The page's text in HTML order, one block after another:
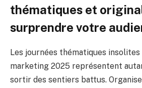
thématiques et
surprendre votre
Les journées thématiques
marketing 2025 représentent
sortir des sentiers battus.